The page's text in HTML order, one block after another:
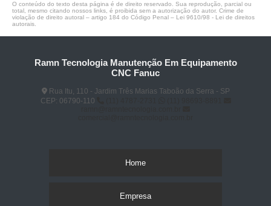
O conteúdo do texto desta página é de direito reservado. Sua reprodução, parcial ou
total, mesmo citando nossos links, é proibida sem a autorização do autor. Crime de
violação de direito autoral – artigo 184 do Código Penal – Lei 9610/98 - Lei de direitos
autorais
Ramn Tecnologia Manutenção Em Equipamento
CNC Fanuc
Rua Itu, 110 - Jardim Três Marias Taboão da Serra - SP
CEP: 06790-110
Home
Empresa